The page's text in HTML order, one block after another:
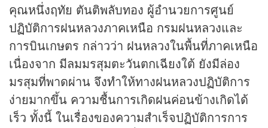
คุณหนึ่งฤทัย ตันติพลับทอง ผู้อำนวยการศูนย์
ปฏิบัติการฝนหลวงภาคเหนือ กรมฝนหลวงและ
การบินเกษตร กล่าวว่า ฝนหลวงในพื้นที่ภาคเหนือ
เนื่องจาก มีลมมรสุมตะวันตกเฉียงใต้ ยังมีล่อง
มรสุมที่พาดผ่าน จึงทำให้ทางฝนหลวงปฏิบัติการ
ง่ายมากขึ้น ความชื้นการเกิดฝนค่อนข้างเกิดได้
เร็ว ทั้งนี้ ในเรื่องของความสำเร็จปฏิบัติการการ